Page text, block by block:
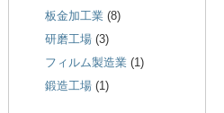
板金加工業 (8)
研磨工場 (3)
フィルム製造業 (1)
鍛造工場 (1)